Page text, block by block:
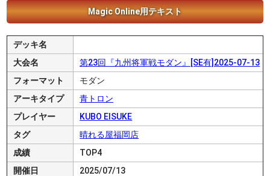
Magic Online用テキスト
デッキ名
大会名
第23回『九州将軍戦モダン』[SE有]2025-07-13
フォーマット
モダン
アーキタイプ
青トロン
プレイヤー
KUBO EISUKE
タグ
晴れる屋福岡店
成績
TOP4
開催日
2025/07/13